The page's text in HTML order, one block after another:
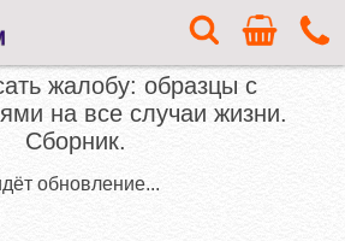
жалобу: образцы с
на все случаи жизни.
Сборник.
обновление...